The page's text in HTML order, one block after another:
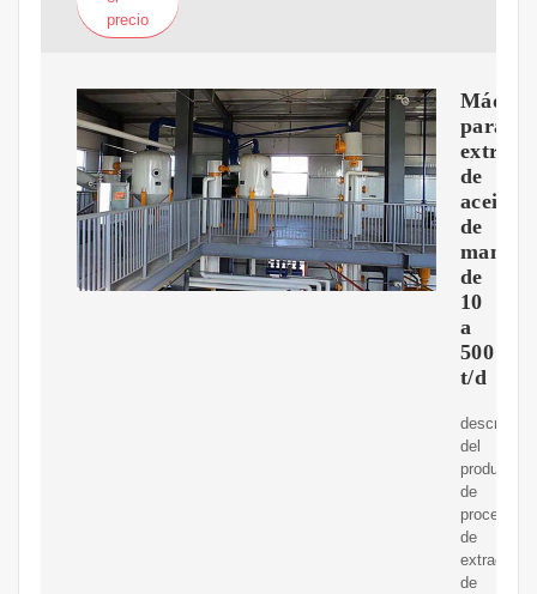
precio
para
de
aceite
de
maní
de
10
a
500
t/d
del
de
proceso
de
extracción
de